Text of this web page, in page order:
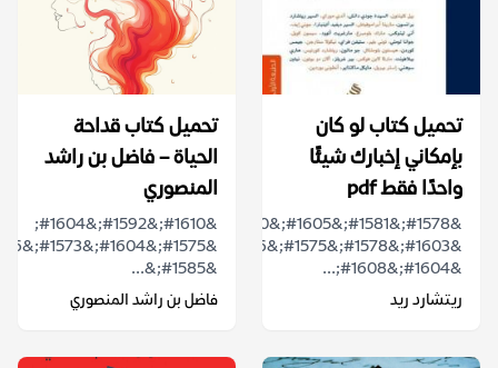
تحميل كتاب لو كان
بإمكاني إخبارك شيئًا
واحدًا فقط pdf
&#1578;&#1581;&#1605;&#1610;&#1604;
&#1604;&#1608;...
ريتشارد ريد
تحميل كتاب قداحة
الحياة – فاضل بن راشد
المنصوري
&#1610;&#1592;&#1604;
&#1585;&...
فاضل بن راشد المنصوري